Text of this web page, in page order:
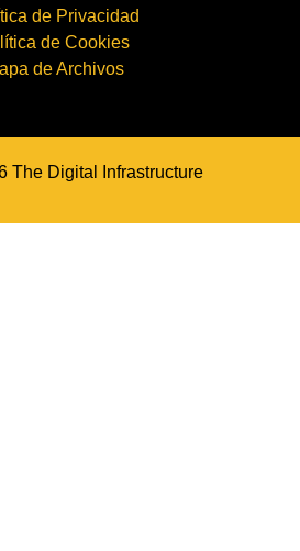
de Privacidad
de Cookies
de Archivos
The Digital Infrastructure